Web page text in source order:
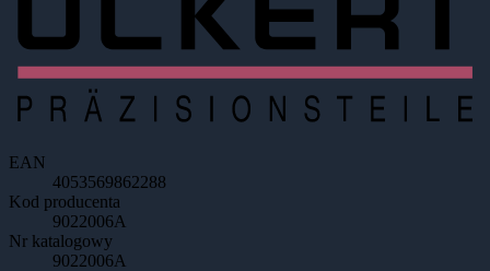
EAN
4053569862288
Kod producenta
9022006A
Nr katalogowy
9022006A